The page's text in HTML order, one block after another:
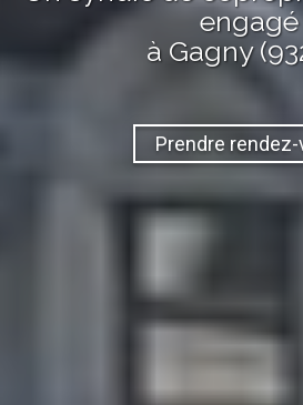
engagé
à Gagny
Prendre